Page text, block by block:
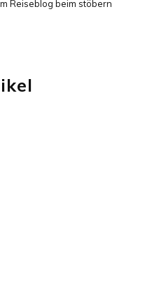
Reiseblog beim stöbern